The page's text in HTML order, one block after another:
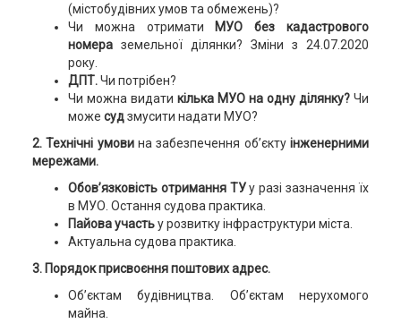
(містобудівних умов та обмежень)?
Чи можна отримати МУО без кадастрового
номераземельної ділянки? Зміни з 24.07.2020
року.
ДПТ.Чи потрібен?
Чи можна видати кілька МУО на одну ділянку? Чи
може судзмусити надати МУО?
2. Технічні умови на забезпечення об’єктуінженерними
мережами.
Обов’язковість отримання ТУу разі зазначення їх
в МУО. Остання судова практика.
Пайова участьу розвитку інфраструктури міста.
Актуальна судова практика.
3. Порядок присвоєння поштових адрес.
Об’єктам будівництва. Об’єктам нерухомого
майна.